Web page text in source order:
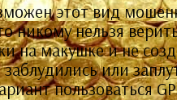
этот вид
никому нельзя
на макушке и не
или
пользоваться